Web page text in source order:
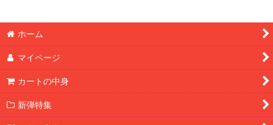
ホーム
マイページ
カートの中身
新弾特集